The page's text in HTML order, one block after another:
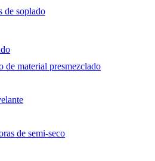
de soplado
de material presmezclado
de semi-seco